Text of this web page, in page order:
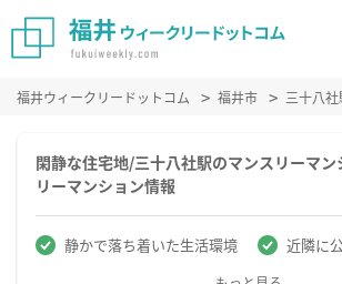
福井ウィークリードットコム 福井市 三十八社
閑静な住宅地/三十八社駅のマンスリーマ
リーマンション情報
静かで落ち着いた生活環境 近隣に